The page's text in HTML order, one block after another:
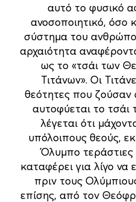
αυτό το φυσικό
ανοσοποιητικό, όσο
σύστημα του
αρχαιότητα
ως το «τσάι των
Τιτάνων». Οι
θεότητες που
αυτοφύεται το τσάι
λέγεται ότι
υπόλοιπους θεούς,
Όλυμπο τεράστιες
καταφέρει για λίγο να
πριν τους
επίσης, από τον